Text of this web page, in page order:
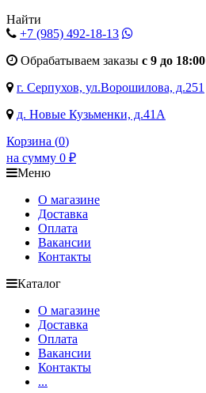
Найти
+7 (985) 492-18-13
Обрабатываем заказы с 9 до 18:00
г. Серпухов, ул.Ворошилова, д.251
д. Новые Кузьменки, д.41А
Корзина (0)
на сумму 0 ₽
Меню
О магазине
Доставка
Оплата
Вакансии
Контакты
Каталог
О магазине
Доставка
Оплата
Вакансии
Контакты
...